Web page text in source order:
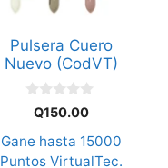
Pulsera Cuero
Nuevo (CodVT)
5
Q150.00
Gane hasta 15000
Puntos VirtualTec.
Las
se
pueden
la